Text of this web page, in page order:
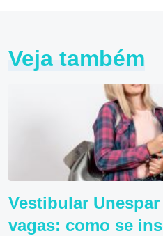
Veja também
Vestibular Unespar
vagas: como se